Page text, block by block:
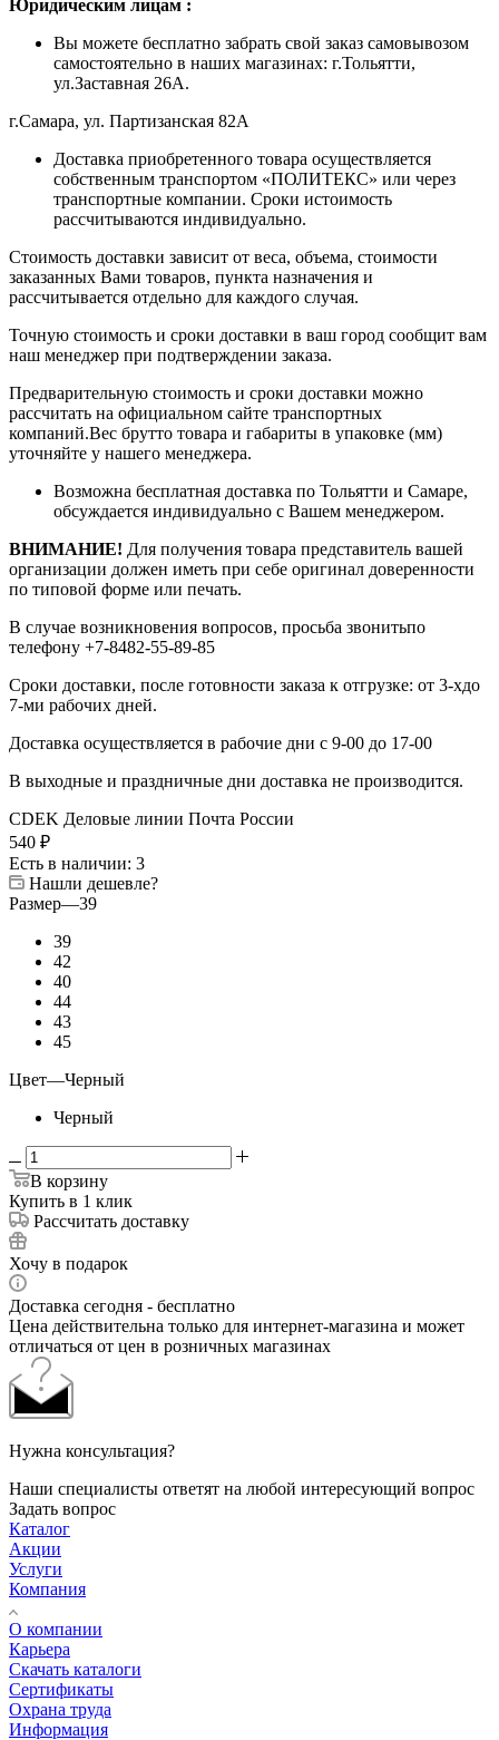
Юридическим лицам :
Вы можете бесплатно забрать свой заказ самовывозом
самостоятельно в наших магазинах: г.Тольятти,
ул.Заставная 26А.
г.Самара, ул. Партизанская 82А
Доставка приобретенного товара осуществляется
собственным транспортом «ПОЛИТЕКС» или через
транспортные компании. Сроки истоимость
рассчитываются индивидуально.
Стоимость доставки зависит от веса, объема, стоимости
заказанных Вами товаров, пункта назначения и
рассчитывается отдельно для каждого случая.
Точную стоимость и сроки доставки в ваш город сообщит вам
наш менеджер при подтверждении заказа.
Предварительную стоимость и сроки доставки можно
рассчитать на официальном сайте транспортных
компаний.Вес брутто товара и габариты в упаковке (мм)
уточняйте у нашего менеджера.
Возможна бесплатная доставка по Тольятти и Самаре,
обсуждается индивидуально с Вашем менеджером.
ВНИМАНИЕ! Для получения товара представитель вашей
организации должен иметь при себе оригинал доверенности
по типовой форме или печать.
В случае возникновения вопросов, просьба звонитьпо
телефону +7-8482-55-89-85
Сроки доставки, после готовности заказа к отгрузке: от 3-хдо
7-ми рабочих дней.
Доставка осуществляется в рабочие дни с 9-00 до 17-00
В выходные и праздничные дни доставка не производится.
CDEK Деловые линии Почта России
540 ₽
Есть в наличии: 3
Нашли дешевле?
Размер—39
39
42
40
44
43
45
Цвет—Черный
Черный
В корзину
Купить в 1 клик
Рассчитать доставку
Хочу в подарок
Доставка сегодня - бесплатно
Цена действительна только для интернет-магазина и может
отличаться от цен в розничных магазинах
Нужна консультация?
Наши специалисты ответят на любой интересующий вопрос
Задать вопрос
Каталог
Акции
Услуги
Компания
О компании
Карьера
Cкачать каталоги
Сертификаты
Охрана труда
Информация